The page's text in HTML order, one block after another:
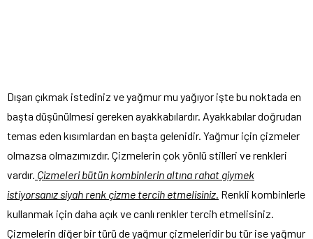
Dışarı çıkmak istediniz ve yağmur mu yağıyor işte bu noktada en
başta düşünülmesi gereken ayakkabılardır. Ayakkabılar doğrudan
temas eden kısımlardan en başta gelenidir. Yağmur için çizmeler
olmazsa olmazımızdır. Çizmelerin çok yönlü stilleri ve renkleri
vardır. Çizmeleri bütün kombinlerin altına rahat giymek
istiyorsanız siyah renk çizme tercih etmelisiniz. Renkli kombinlerle
kullanmak için daha açık ve canlı renkler tercih etmelisiniz.
Çizmelerin diğer bir türü de yağmur çizmeleridir bu tür ise yağmur